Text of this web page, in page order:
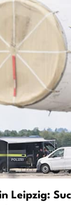
Leipzig: